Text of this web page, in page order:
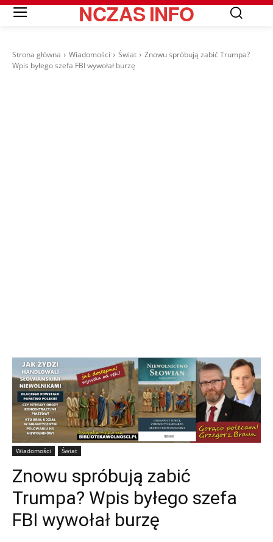
NCZASINFO
Strona główna Wiadomości Świat
Znowu spróbują zabić Trumpa?
Wpis byłego szefa FBI wywołał burzę
Wiadomości Świat
Znowu spróbują zabić
Trumpa? Wpis byłego szefa
FBI wywołał burzę